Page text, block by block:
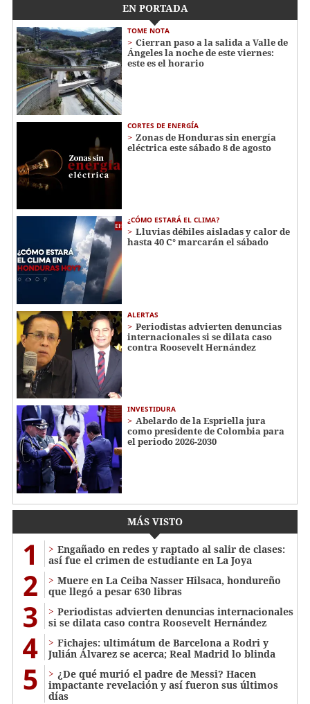
EN PORTADA
TOME NOTA
Cierran paso a la salida a Valle de
Ángeles la noche de este viernes:
este es el horario
CORTES DE ENERGÍA
Zonas de Honduras sin energía
eléctrica este sábado 8 de agosto
¿CÓMO ESTARÁ EL CLIMA?
Lluvias débiles aisladas y calor de
hasta 40 C° marcarán el sábado
ALERTAS
Periodistas advierten denuncias
internacionales si se dilata caso
contra Roosevelt Hernández
INVESTIDURA
Abelardo de la Espriella jura
como presidente de Colombia para
el periodo 2026-2030
MÁS VISTO
1
Engañado en redes y raptado al salir de clases:
así fue el crimen de estudiante en La Joya
2
Muere en La Ceiba Nasser Hilsaca, hondureño
que llegó a pesar 630 libras
3
Periodistas advierten denuncias internacionales
si se dilata caso contra Roosevelt Hernández
4
Fichajes: ultimátum de Barcelona a Rodri y
Julián Álvarez se acerca; Real Madrid lo blinda
5
¿De qué murió el padre de Messi? Hacen
impactante revelación y así fueron sus últimos
días